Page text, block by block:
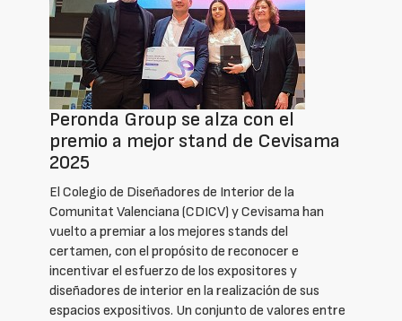
Peronda Group se alza con el
premio a mejor stand de Cevisama
2025
El Colegio de Diseñadores de Interior de la
Comunitat Valenciana (CDICV) y Cevisama han
vuelto a premiar a los mejores stands del
certamen, con el propósito de reconocer e
incentivar el esfuerzo de los expositores y
diseñadores de interior en la realización de sus
espacios expositivos. Un conjunto de valores entre